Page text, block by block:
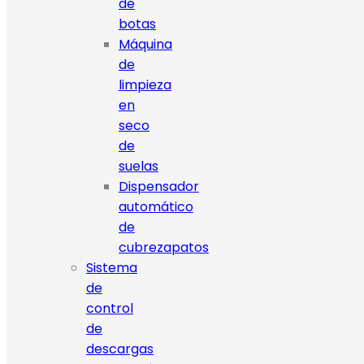
de
botas
Máquina
de
limpieza
en
seco
de
suelas
Dispensador
automático
de
cubrezapatos
Sistema
de
control
de
descargas